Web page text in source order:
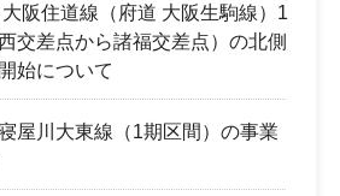
阪住道線（府道 大阪生駒線）1
交差点から諸福交差点）の北側
始について
屋川大東線（1期区間）の事業